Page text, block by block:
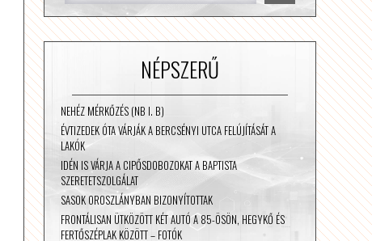
NÉPSZERŰ
NEHÉZ MÉRKŐZÉS (NB I. B)
ÉVTIZEDEK ÓTA VÁRJÁK A BERCSÉNYI UTCA FELÚJÍTÁSÁT A
LAKÓK
IDÉN IS VÁRJA A CIPŐSDOBOZOKAT A BAPTISTA
SZERETETSZOLGÁLAT
SASOK OROSZLÁNYBAN BIZONYÍTOTTAK
FRONTÁLISAN ÜTKÖZÖTT KÉT AUTÓ A 85-ÖSÖN, HEGYKŐ ÉS
FERTŐSZÉPLAK KÖZÖTT – FOTÓK